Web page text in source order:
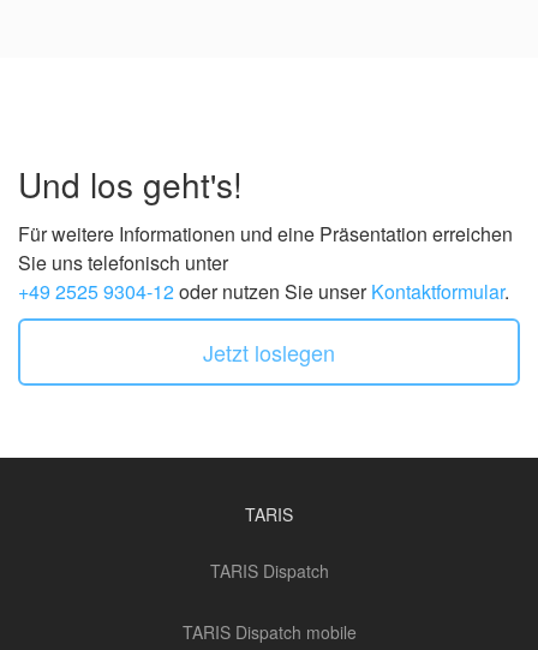
Und los geht's!
Für weitere Informationen und eine Präsentation erreichen
Sie uns telefonisch unter
+49 2525 9304-12oder nutzen Sie unserKontaktformular.
Jetzt loslegen
TARIS
TARIS Dispatch
TARIS Dispatch mobile